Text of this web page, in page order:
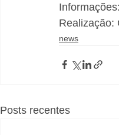
Realização:
news
Posts recentes